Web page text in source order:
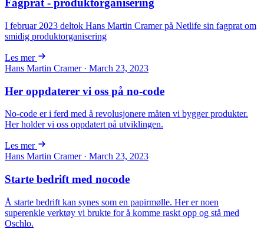
Fagprat - produktorganisering
I februar 2023 deltok Hans Martin Cramer på Netlife sin fagprat om
smidig produktorganisering
Les mer
Hans Martin Cramer · March 23, 2023
Her oppdaterer vi oss på no-code
No-code er i ferd med å revolusjonere måten vi bygger produkter.
Her holder vi oss oppdatert på utviklingen.
Les mer
Hans Martin Cramer · March 23, 2023
Starte bedrift med nocode
Å starte bedrift kan synes som en papirmølle. Her er noen
superenkle verktøy vi brukte for å komme raskt opp og stå med
Oschlo.